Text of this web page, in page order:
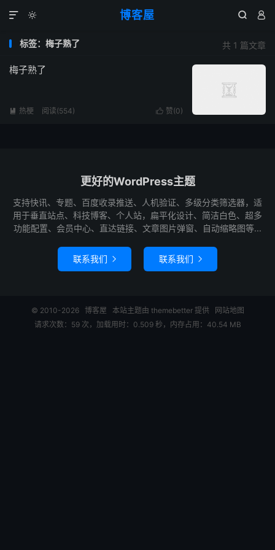
博客屋
  

共 1 篇文章
标签：梅子熟了
梅子熟了
 赞(0)
 热梗 阅读(554)
更好的WordPress主题
支持快讯、专题、百度收录推送、人机验证、多级分类筛选器，适
用于垂直站点、科技博客、个人站，扁平化设计、简洁白色、超多
功能配置、会员中心、直达链接、文章图片弹窗、自动缩略图等...
联系我们  联系我们 
© 2010-2026 博客屋 本站主题由 themebetter提供
网站地图
请求次数：59 次，加载用时：0.509 秒，内存占用：40.54 MB